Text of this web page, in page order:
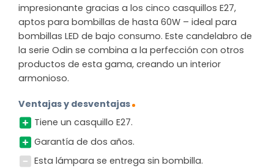
impresionante gracias a los cinco casquillos E27,
aptos para bombillas de hasta 60W – ideal para
bombillas LED de bajo consumo. Este candelabro de
la serie Odin se combina a la perfección con otros
productos de esta gama, creando un interior
armonioso.
Ventajas y desventajas
Tiene un casquillo E27.
Garantía de dos años.
Esta lámpara se entrega sin bombilla.